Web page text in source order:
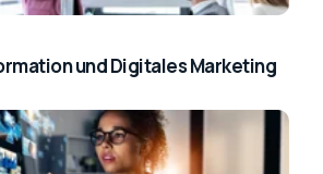
und Digitales Marketing